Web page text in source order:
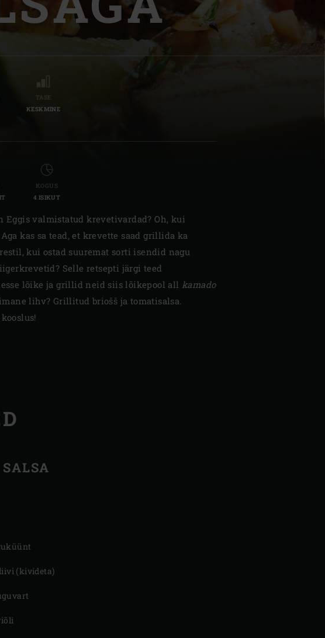
| Slovenija
(French) | Schweiz (Français)
| Schweiz
TASE
KESKMINE
KOGUS
4 ISIKUT
Eggis valmistatud krevetivardad? Oh, kui
kas sa tead, et krevette saad grillida ka
kui ostad suuremat sorti isendid nagu
Selle retsepti järgi teed
lõike ja grillid neid siis lõikepool all kamado
lihv? Grillitud briošš ja tomatisalsa.
SALSA
(kivideta)